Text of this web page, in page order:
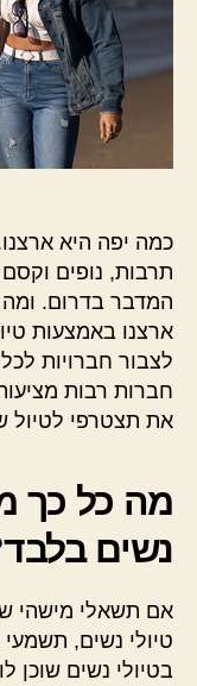
כמה יפה היא
תרבות, נופים
המדבר בדרום.
ארצנו באמצעות
לצבור חברויות
חברות רבות
את תצטרפי לטיול
מה כל כך
נשים
אם תשאלי מישהי
טיולי נשים,
בטיולי נשים שוכן